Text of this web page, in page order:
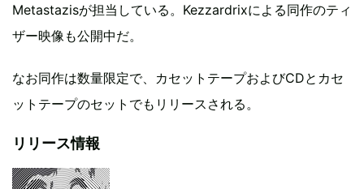
Metastazisが担当している。Kezzardrixによる同作のティ
ザー映像も公開中だ。
なお同作は数量限定で、カセットテープおよびCDとカセ
ットテープのセットでもリリースされる。
リリース情報